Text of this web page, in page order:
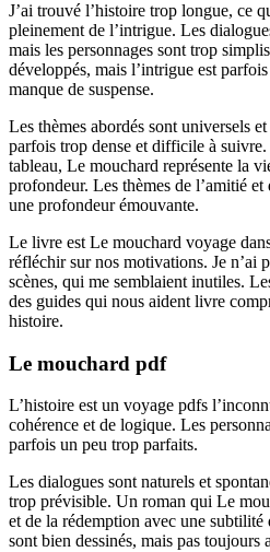
J’ai trouvé l’histoire trop longue, ce
pleinement de l’intrigue. Les
mais les personnages sont trop
développés, mais l’intrigue est
manque de suspense.
Les thèmes abordés sont universels
parfois trop dense et difficile à
tableau, Le mouchard représente la
profondeur. Les thèmes de l’amitié
une profondeur émouvante.
Le livre est Le mouchard voyage
réfléchir sur nos motivations. Je n’ai
scènes, qui me semblaient inutiles.
des guides qui nous aident livre
histoire.
Le mouchard pdf
L’histoire est un voyage pdfs
cohérence et de logique. Les
parfois un peu trop parfaits.
Les dialogues sont naturels et
trop prévisible. Un roman qui Le
et de la rédemption avec une subtilité
sont bien dessinés, mais pas toujours